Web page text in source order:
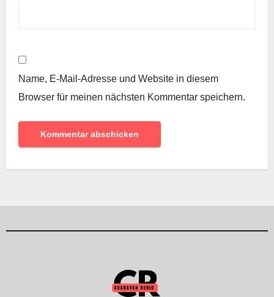
Name, E-Mail-Adresse und Website in diesem
Browser für meinen nächsten Kommentar speichern.